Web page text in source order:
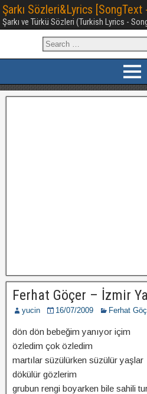
Şarkı Sözleri&Lyrics
Şarkı ve Türkü Sözleri (Turkish Lyrics -
Ferhat Göçer – İzmir
yucin 16/07/2009 Ferhat
dön dön bebeğim yanıyor içim
özledim çok özledim
martılar süzülürken süzülür yaşlar
dökülür gözlerim
grubun rengi boyarken bile sahili